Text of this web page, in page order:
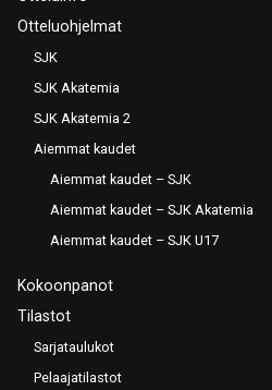
Otteluohjelmat
SJK
SJK Akatemia
SJK Akatemia 2
Aiemmat kaudet
Aiemmat kaudet – SJK
Aiemmat kaudet – SJK Akatemia
Aiemmat kaudet – SJK U17
Kokoonpanot
Tilastot
Sarjataulukot
Pelaajatilastot